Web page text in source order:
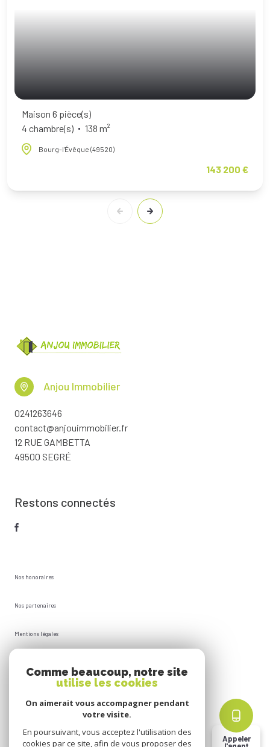
Appeler
Maison 6 pièce(s)
4 chambre(s)
138 m²
Bourg-l'Évêque (49520)
143 200 €
Anjou Immobilier
0241263646
contact@anjouimmobilier.fr
12 RUE GAMBETTA
49500 SEGRÉ
Restons connectés
Nos honoraires
Nos partenaires
Mentions légales
Comme beaucoup, notre site
utilise les cookies
On aimerait vous accompagner pendant
votre visite.
En poursuivant, vous acceptez l'utilisation des
cookies par ce site, afin de vous proposer des